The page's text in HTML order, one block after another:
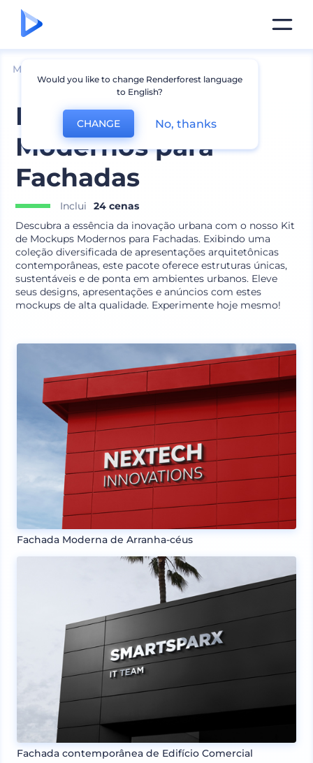
Mockups
Kit de Mockups
Modernos para
Fachadas
Inclui
24 cenas
Descubra a essência da inovação urbana com o nosso Kit
de Mockups Modernos para Fachadas. Exibindo uma
coleção diversificada de apresentações arquitetônicas
contemporâneas, este pacote oferece estruturas únicas,
sustentáveis e de ponta em ambientes urbanos. Eleve
seus designs, apresentações e anúncios com estes
mockups de alta qualidade. Experimente hoje mesmo!
Fachada Moderna de Arranha-céus
Fachada contemporânea de Edifício Comercial
Would you like to change Renderforest language
to English?
CHANGE No, thanks